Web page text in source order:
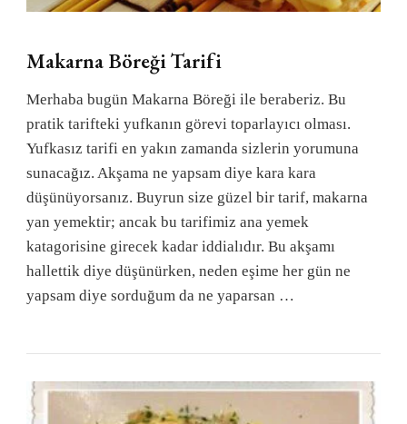
Makarna Böreği Tarifi
Merhaba bugün Makarna Böreği ile beraberiz. Bu
pratik tarifteki yufkanın görevi toparlayıcı olması.
Yufkasız tarifi en yakın zamanda sizlerin yorumuna
sunacağız. Akşama ne yapsam diye kara kara
düşünüyorsanız. Buyrun size güzel bir tarif, makarna
yan yemektir; ancak bu tarifimiz ana yemek
katagorisine girecek kadar iddialıdır. Bu akşamı
hallettik diye düşünürken, neden eşime her gün ne
yapsam diye sorduğum da ne yaparsan …